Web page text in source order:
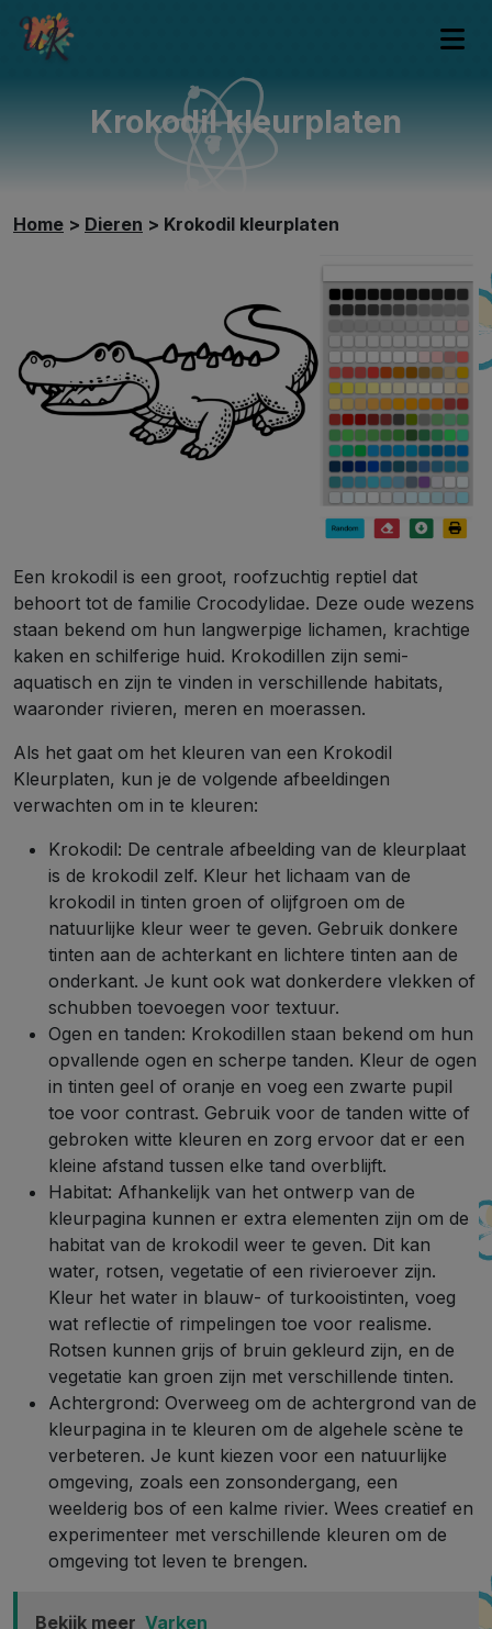
Krokodil kleurplaten
Home > Dieren > Krokodil kleurplaten
Een krokodil is een groot, roofzuchtig reptiel dat
behoort tot de familie Crocodylidae. Deze oude wezens
staan bekend om hun langwerpige lichamen, krachtige
kaken en schilferige huid. Krokodillen zijn semi-
aquatisch en zijn te vinden in verschillende habitats,
waaronder rivieren, meren en moerassen.
Als het gaat om het kleuren van een Krokodil
Kleurplaten, kun je de volgende afbeeldingen
verwachten om in te kleuren:
Krokodil: De centrale afbeelding van de kleurplaat
is de krokodil zelf. Kleur het lichaam van de
krokodil in tinten groen of olijfgroen om de
natuurlijke kleur weer te geven. Gebruik donkere
tinten aan de achterkant en lichtere tinten aan de
onderkant. Je kunt ook wat donkerdere vlekken of
schubben toevoegen voor textuur.
Ogen en tanden: Krokodillen staan bekend om hun
opvallende ogen en scherpe tanden. Kleur de ogen
in tinten geel of oranje en voeg een zwarte pupil
toe voor contrast. Gebruik voor de tanden witte of
gebroken witte kleuren en zorg ervoor dat er een
kleine afstand tussen elke tand overblijft.
Habitat: Afhankelijk van het ontwerp van de
kleurpagina kunnen er extra elementen zijn om de
habitat van de krokodil weer te geven. Dit kan
water, rotsen, vegetatie of een rivieroever zijn.
Kleur het water in blauw- of turkooistinten, voeg
wat reflectie of rimpelingen toe voor realisme.
Rotsen kunnen grijs of bruin gekleurd zijn, en de
vegetatie kan groen zijn met verschillende tinten.
Achtergrond: Overweeg om de achtergrond van de
kleurpagina in te kleuren om de algehele scène te
verbeteren. Je kunt kiezen voor een natuurlijke
omgeving, zoals een zonsondergang, een
weelderig bos of een kalme rivier. Wees creatief en
experimenteer met verschillende kleuren om de
omgeving tot leven te brengen.
Bekijk meer Varken